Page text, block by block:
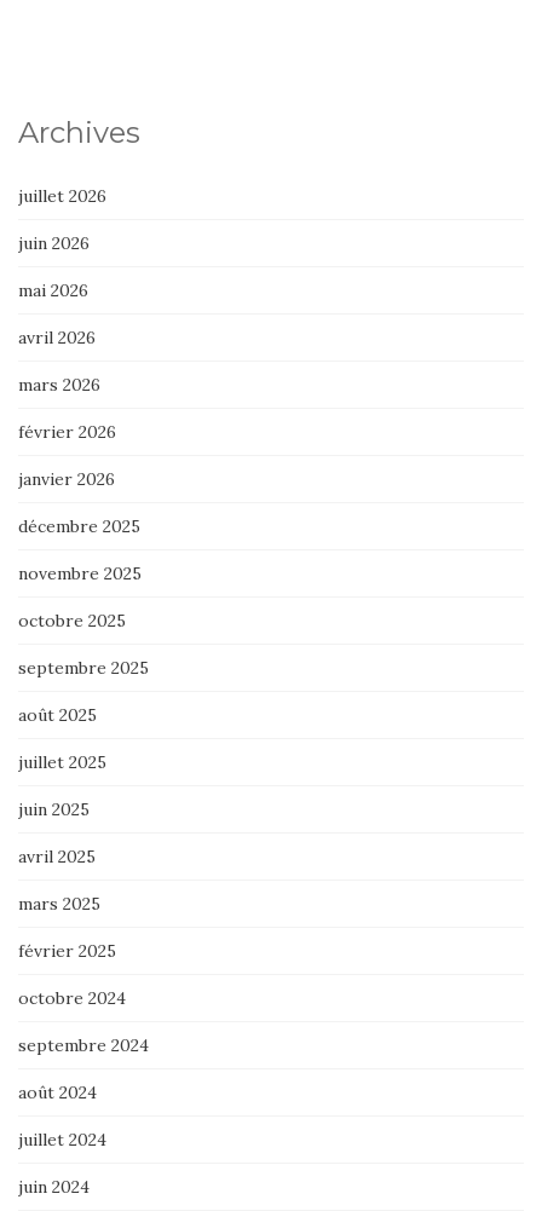
Archives
juillet 2026
juin 2026
mai 2026
avril 2026
mars 2026
février 2026
janvier 2026
décembre 2025
novembre 2025
octobre 2025
septembre 2025
août 2025
juillet 2025
juin 2025
avril 2025
mars 2025
février 2025
octobre 2024
septembre 2024
août 2024
juillet 2024
juin 2024